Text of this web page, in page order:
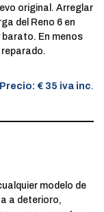
original. Arreglar
del Reno 6 en
En menos
Precio: € 35 iva inc.
modelo de
a deterioro,